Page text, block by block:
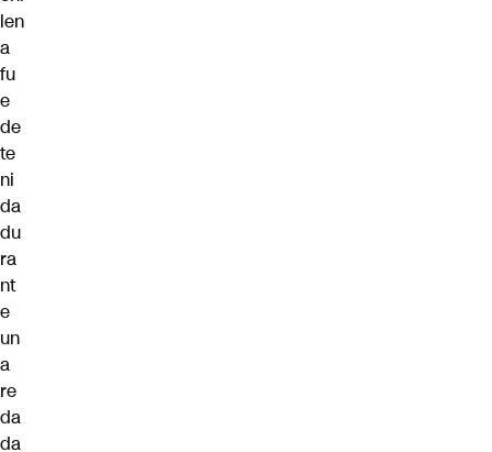
len
a
fu
e
de
te
ni
da
du
ra
nt
e
un
a
re
da
da